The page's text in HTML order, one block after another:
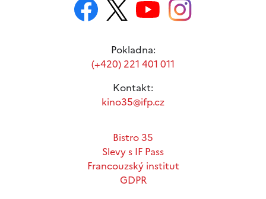
Pokladna:
(+420) 221 401 011
Kontakt:
kino35@ifp.cz
Bistro 35
Slevy s IF Pass
Francouzský institut
GDPR